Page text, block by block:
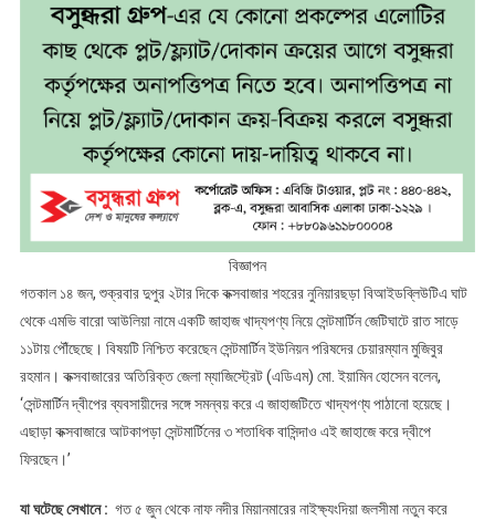
বিজ্ঞাপন
গতকাল ১৪ জন, শুক্রবার দুপুর ২টার দিকে কক্সবাজার শহরের নুনিয়ারছড়া বিআইডব্লিউটিএ ঘাট
থেকে এমভি বারো আউলিয়া নামে একটি জাহাজ খাদ্যপণ্য নিয়ে সেন্টমার্টিন জেটিঘাটে রাত সাড়ে
১১টায় পৌঁছেছে। বিষয়টি নিশ্চিত করেছেন সেন্টমার্টিন ইউনিয়ন পরিষদের চেয়ারম্যান মুজিবুর
রহমান। কক্সবাজারের অতিরিক্ত জেলা ম্যাজিস্ট্রেট (এডিএম) মো. ইয়ামিন হোসেন বলেন,
‘সেন্টমার্টিন দ্বীপের ব্যবসায়ীদের সঙ্গে সমন্বয় করে এ জাহাজটিতে খাদ্যপণ্য পাঠানো হয়েছে।
এছাড়া কক্সবাজারে আটকাপড়া সেন্টমার্টিনের ৩ শতাধিক বাসিন্দাও এই জাহাজে করে দ্বীপে
ফিরছেন।’
যা ঘটেছে সেখানে : গত ৫ জুন থেকে নাফ নদীর মিয়ানমারের নাইক্ষ্যংদিয়া জলসীমা নতুন করে